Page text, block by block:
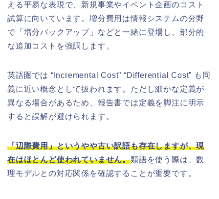
える平易な表現で、新規事業やイベント企画のコスト
試算に向いています。増分費用は情報システムの分野
で「増分バックアップ」などと一緒に登場し、部分的
な追加コストを強調します。
英語圏では “Incremental Cost” “Differential Cost” も同
義に近い概念として扱われます。ただし細かな定義が
異なる場合があるため、報告書では定義を脚注に明示
すると誤解が避けられます。
「辺際費用」というやや古い訳語も存在しますが、現
在はほとんど使われていません。類語を使う際は、数
理モデルとの対応関係を確認することが重要です。